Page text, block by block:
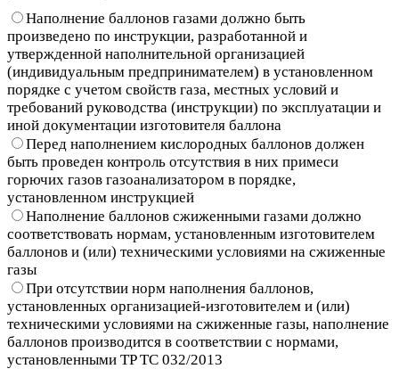
Наполнение баллонов газами должно быть
произведено по инструкции, разработанной и
утвержденной наполнительной организацией
(индивидуальным предпринимателем) в установленном
порядке с учетом свойств газа, местных условий и
требований руководства (инструкции) по эксплуатации и
иной документации изготовителя баллона
Перед наполнением кислородных баллонов должен
быть проведен контроль отсутствия в них примеси
горючих газов газоанализатором в порядке,
установленном инструкцией
Наполнение баллонов сжиженными газами должно
соответствовать нормам, установленным изготовителем
баллонов и (или) техническими условиями на сжиженные
газы
При отсутствии норм наполнения баллонов,
установленных организацией-изготовителем и (или)
техническими условиями на сжиженные газы, наполнение
баллонов производится в соответствии с нормами,
установленными TP ТС 032/2013